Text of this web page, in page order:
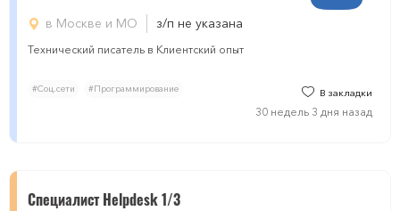
в Москве и МО
з/п не указана
Технический писатель в Клиентский опыт
#Соц.сети #Программирование В закладки
30 недель 3 дня назад
Специалист Helpdesk 1/3